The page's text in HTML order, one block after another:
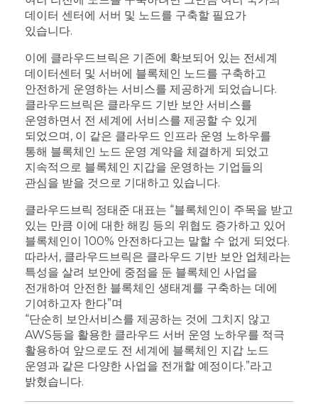
데이터 센터에 서버 및 노드를 구축할 필요가
있습니다.
이에 클라우드브릭은 기존에 확보되어 있는 전세계
데이터센터 및 서버에 블록체인 노드를 구축하고
안전하게 운영하는 서비스를 제공하게 되었습니다.
클라우드브릭은 클라우드 기반 보안 서비스를
운영하면서 전 세계에 서비스를 제공할 수 있게
되었으며, 이 같은 클라우드 인프라 운영 노하우를
통해 블록체인 노드 운영 계약을 체결하게 되었고
지속적으로 블록체인 지갑을 운영하는 기업들의
관심을 받을 것으로 기대하고 있습니다.
클라우드브릭 정태준 대표는 “블록체인이 주목을 받고
있는 만큼 이에 대한 해킹 등의 위협도 증가하고 있어
블록체인이 100% 안전하다고는 말할 수 없게 되었다.
따라서, 클라우드브릭은 클라우드 기반 보안 업체라는
특성을 살려 보안에 중점을 둔 블록체인 사업을
전개하여 안전한 블록체인 생태계를 구축하는 데에
기여하고자 한다”며
“단순히 보안서비스를 제공하는 것에 그치지 않고
AWS등을 활용한 클라우드 서버 운영 노하우를 적극
활용하여 앞으로도 전 세계에 블록체인 지갑 노드
운영과 같은 다양한 사업을 전개할 예정이다.”라고
밝혔습니다.